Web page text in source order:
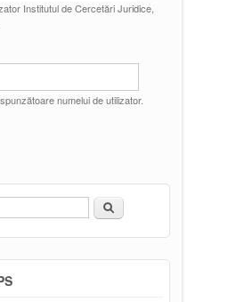
Institutul de Cercetări Juridice,
numelui de utilizator.
căutare
Căutare